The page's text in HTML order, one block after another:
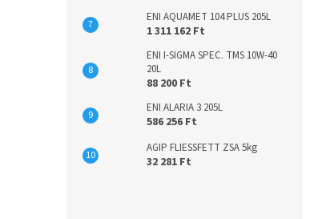
ENI AQUAMET 104 PLUS 205L
1 311 162 Ft
ENI I-SIGMA SPEC. TMS 10W-40
20L
88 200 Ft
ENI ALARIA 3 205L
586 256 Ft
AGIP FLIESSFETT ZSA 5kg
32 281 Ft